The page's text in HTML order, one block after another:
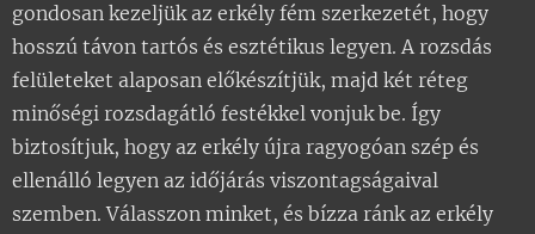
gondosan kezeljük az erkély fém szerkezetét, hogy
hosszú távon tartós és esztétikus legyen. A rozsdás
felületeket alaposan előkészítjük, majd két réteg
minőségi rozsdagátló festékkel vonjuk be. Így
biztosítjuk, hogy az erkély újra ragyogóan szép és
ellenálló legyen az időjárás viszontagságaival
szemben. Válasszon minket, és bízza ránk az erkély